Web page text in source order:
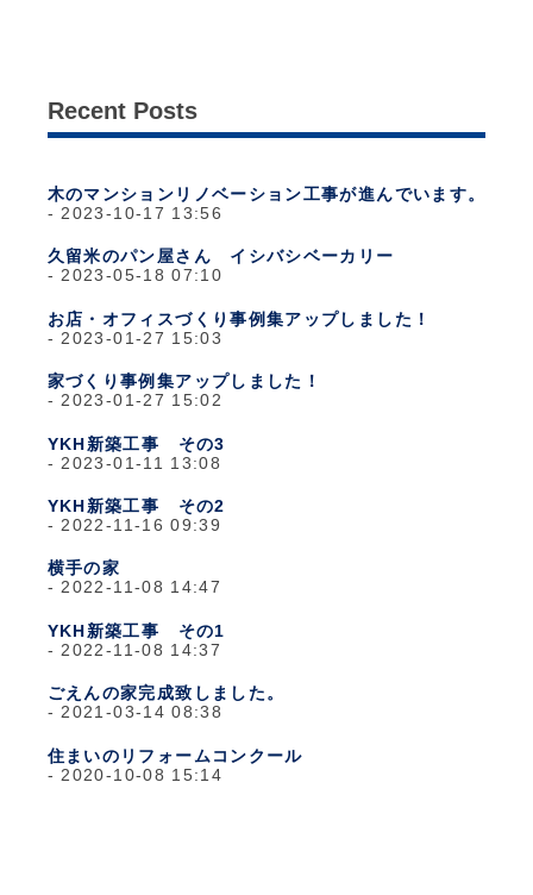
Recent Posts
木のマンションリノベーション工事が進んでいます。
2023-10-17 13:56
久留米のパン屋さん イシバシベーカリー
2023-05-18 07:10
お店・オフィスづくり事例集アップしました！
2023-01-27 15:03
家づくり事例集アップしました！
2023-01-27 15:02
YKH新築工事 その3
2023-01-11 13:08
YKH新築工事 その2
2022-11-16 09:39
横手の家
2022-11-08 14:47
YKH新築工事 その1
2022-11-08 14:37
ごえんの家完成致しました。
2021-03-14 08:38
住まいのリフォームコンクール
2020-10-08 15:14